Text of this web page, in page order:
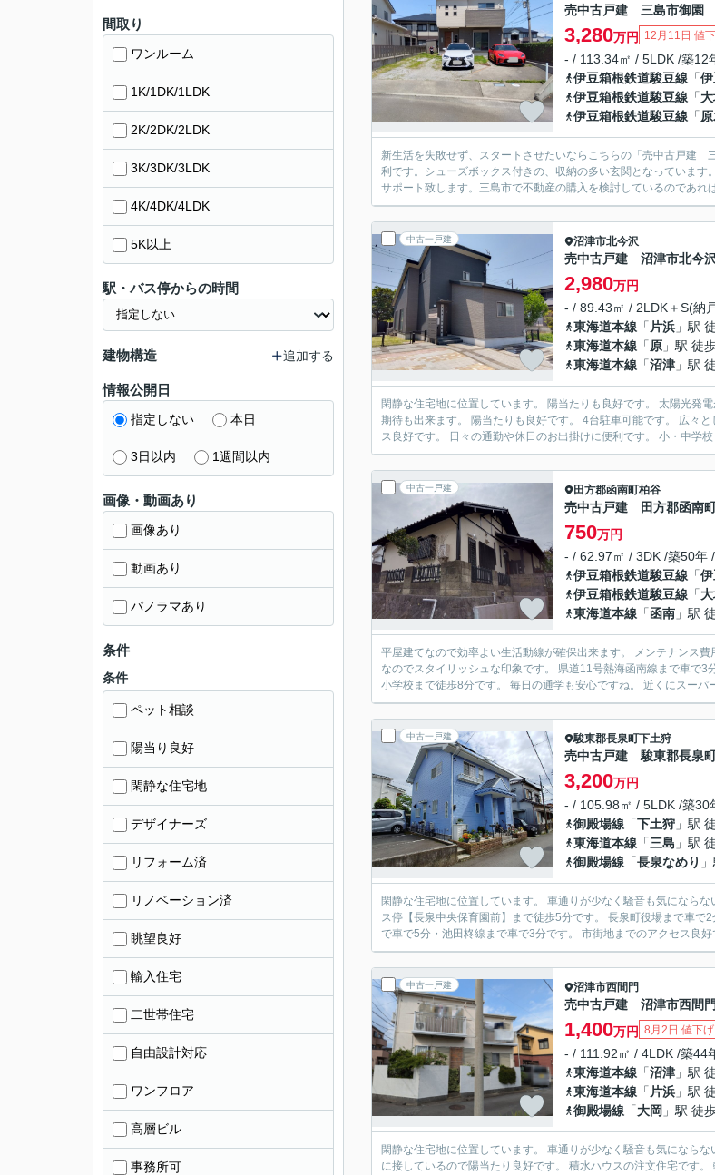
売中古戸建 三島市御園
3,280万円 12月11日 値
- / 113.34㎡ / 5LDK /築12
伊豆箱根鉄道駿豆線 「伊
伊豆箱根鉄道駿豆線 「
伊豆箱根鉄道駿豆線 「
新生活を失敗せず、スタートさせたいならこちらの「売中古戸建
利です。シューズボックス付きの、収納の多い玄関となっていま
サポート致します。三島市で不動産の購入を検討しているのであれ
中古一戸建 沼津市北今沢
売中古戸建 沼津市北今沢
2,980万円
- / 89.43㎡ / 2LDK＋S(納
東海道本線 「 片浜 」駅
東海道本線 「原 」駅 徒
東海道本線 「沼津 」駅
閑静な住宅地に位置しています。 陽当たりも良好です。 太陽光発電があります。 オール電化なので火を使う事がなく安全です。 光熱費を抑えられる
期待も出来ます。 陽当たりも良好です。 4台駐車可能です。 広々としているので楽々駐車出来ます。 国道1号線まで車で2分です。 多方面へのアクセ
ス良好です。 日々の通勤
中古一戸建 田方郡函南町柏谷
売中古戸建 田方郡函南
750万円
- / 62.97㎡ / 3DK /築50年
伊豆箱根鉄道駿豆線 「伊
伊豆箱根鉄道駿豆線 「
東海道本線 「函南 」駅
平屋建てなので効率よい生活動線が確保出来ます。 メンテナンス費用を抑える事も出来ます。 3年前に外壁
なのでスタイリッシュな印象です。 県道11号熱海函南線まで車で3分です。 多方面へのアクセス良好です。 バス停【宝蔵台入口】まで徒歩2分です。
小学校まで徒歩8分です。 毎
中古一戸建 駿東郡長泉町下土狩
売中古戸建 駿東郡長泉
3,200万円
- / 105.98㎡ / 5LDK /築30
御殿場線 「下土狩 」駅
東海道本線 「三島 」駅
御殿場線 「長泉なめり
閑静な住宅地に位置しています。 車通りが少なく騒音も気にならない穏やかな環境です。 小・中学校まで徒歩10
ス停【長泉中央保育園前】まで徒歩5分です。 長泉町役場まで車で2分です。 近くに門池公園・鮎壺の滝などの公共施設があります。 国道246号線ま
中古一戸建 沼津市西間門
売中古戸建 沼津市西間
1,400万円 8月2日 値下げ
- / 111.92㎡ / 4LDK /築44
東海道本線 「沼津 」駅
東海道本線 「 片浜 」駅
御殿場線 「大岡 」駅 徒
閑静な住宅地に位置しています。 車通りが少なく騒音も気にならない穏やかな環境です。 角地なので陽当たり良
に接しているので陽当たり良好です。 積水ハウスの注文住宅です。 軽量鉄骨造なので耐震性・耐久性に優れています。 県道380号富士清水線(旧国道1
間取り
ワンルーム
1K/1DK/1LDK
2K/2DK/2LDK
3K/3DK/3LDK
4K/4DK/4LDK
5K以上
駅・バス停からの時間
建物構造 追加する
情報公開日
指定しない 本日
3日以内 1週間以内
画像・動画あり
画像あり
動画あり
パノラマあり
条件
条件
ペット相談
陽当り良好
閑静な住宅地
デザイナーズ
リフォーム済
リノベーション済
眺望良好
輸入住宅
二世帯住宅
自由設計対応
ワンフロア
高層ビル
事務所可